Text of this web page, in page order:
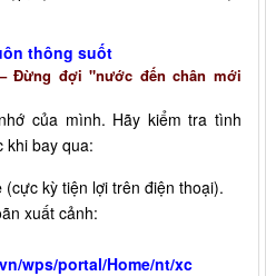
thông suốt
Đừng đợi "nước đến chân mới
của mình. Hãy kiểm tra tình
khi bay qua:
(cực kỳ tiện lợi trên điện thoại).
tạm hoãn xuất cảnh:
wps/portal/Home/nt/xc